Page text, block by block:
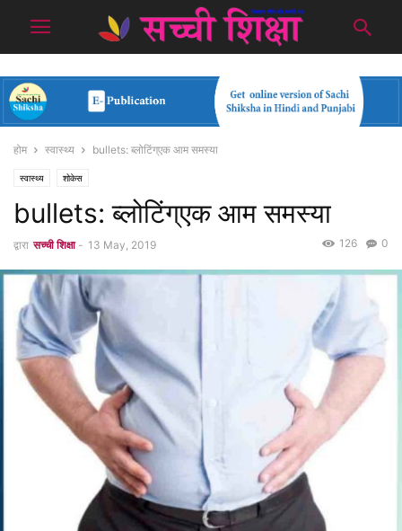
होम स्वास्थ्य bullets: ब्लोटिंग्एक आम समस्या
स्वास्थ्य शोकेस
bullets: ब्लोटिंग्एक आम समस्या
द्वारा सच्ची शिक्षा - 13 May, 2019 0
126